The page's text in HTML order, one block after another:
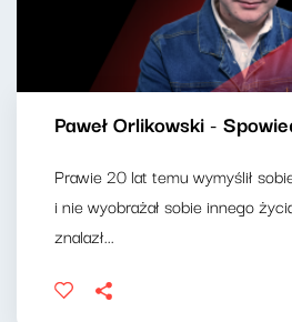
Paweł Orlikowski -
Prawie 20 lat temu wymyślił
i nie wyobrażał sobie innego
znalazł...